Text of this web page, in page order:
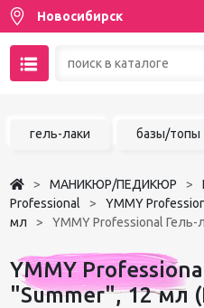
Новосибирск
Чат в MAX
Избранное
гель-лаки базы/топы
МАНИКЮР/ПЕДИКЮР
Professional
YMMY
мл
YMMY Professional
YMMY
"Summer", 12 мл